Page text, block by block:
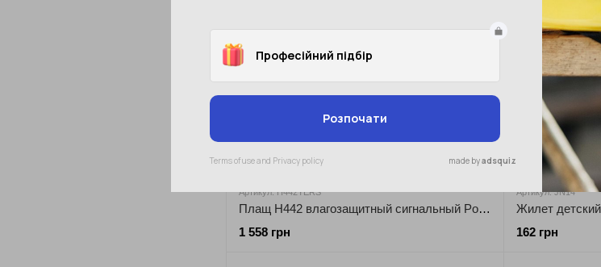
Артикул: H442YERS
Плащ H442 влагозащитный сигнальный Portwest
1 558 грн
Артикул: JN14
Жилет
162 грн